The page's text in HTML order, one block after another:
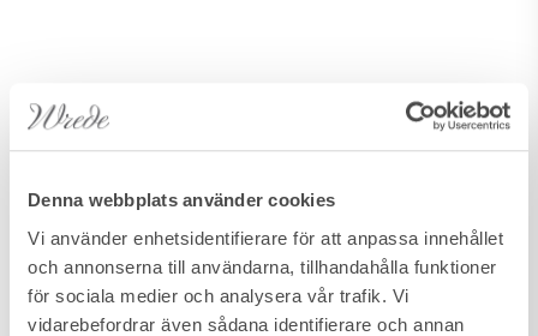
Denna webbplats använder cookies
Vi använder enhetsidentifierare för att anpassa innehållet
och annonserna till användarna, tillhandahålla funktioner
för sociala medier och analysera vår trafik. Vi
vidarebefordrar även sådana identifierare och annan